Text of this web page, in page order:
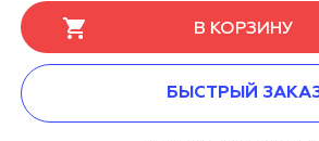
В КОРЗИНУ
БЫСТРЫЙ